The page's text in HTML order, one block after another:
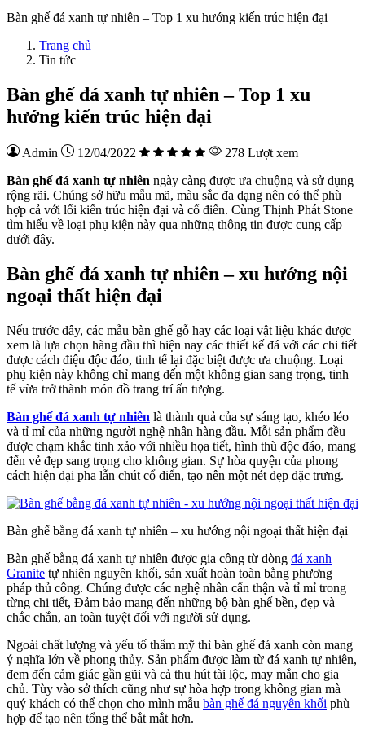
Bàn ghế đá xanh tự nhiên – Top 1 xu hướng kiến trúc hiện đại
Trang chủ
Tin tức
Bàn ghế đá xanh tự nhiên – Top 1 xu
hướng kiến trúc hiện đại
Admin 12/04/2022
278 Lượt xem
Bàn ghế đá xanh tự nhiên ngày càng được ưa chuộng và sử dụng
rộng rãi. Chúng sở hữu mẫu mã, màu sắc đa dạng nên có thể phù
hợp cả với lối kiến trúc hiện đại và cổ điển. Cùng Thịnh Phát Stone
tìm hiểu về loại phụ kiện này qua những thông tin được cung cấp
dưới đây.
Bàn ghế đá xanh tự nhiên – xu hướng nội
ngoại thất hiện đại
Nếu trước đây, các mẫu bàn ghế gỗ hay các loại vật liệu khác được
xem là lựa chọn hàng đầu thì hiện nay các thiết kế đá với các chi tiết
được cách điệu độc đáo, tinh tế lại đặc biệt được ưa chuộng. Loại
phụ kiện này không chỉ mang đến một không gian sang trọng, tinh
tế vừa trở thành món đồ trang trí ấn tượng.
Bàn ghế đá xanh tự nhiên là thành quả của sự sáng tạo, khéo léo
và tỉ mỉ của những người nghệ nhân hàng đầu. Mỗi sản phẩm đều
được chạm khắc tinh xảo với nhiều họa tiết, hình thù độc đáo, mang
đến vẻ đẹp sang trọng cho không gian. Sự hòa quyện của phong
cách hiện đại pha lẫn chút cổ điển, tạo nên một nét đẹp đặc trưng.
Bàn ghế bằng đá xanh tự nhiên – xu hướng nội ngoại thất hiện đại
Bàn ghế bằng đá xanh tự nhiên được gia công từ dòng đá xanh
Granite tự nhiên nguyên khối, sản xuất hoàn toàn bằng phương
pháp thủ công. Chúng được các nghệ nhân cẩn thận và tỉ mỉ trong
từng chi tiết, Đảm bảo mang đến những bộ bàn ghế bền, đẹp và
chắc chắn, an toàn tuyệt đối với người sử dụng.
Ngoài chất lượng và yếu tố thẩm mỹ thì bàn ghế đá xanh còn mang
ý nghĩa lớn về phong thủy. Sản phẩm được làm từ đá xanh tự nhiên,
đem đến cảm giác gần gũi và cả thu hút tài lộc, may mắn cho gia
chủ. Tùy vào sở thích cũng như sự hòa hợp trong không gian mà
quý khách có thể chọn cho mình mẫu bàn ghế đá nguyên khối phù
hợp để tạo nên tổng thể bắt mắt hơn.